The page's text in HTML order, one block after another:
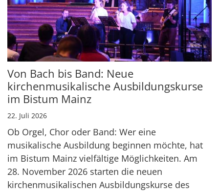
Von Bach bis Band: Neue
kirchenmusikalische Ausbildungskurse
im Bistum Mainz
22. Juli 2026
Ob Orgel, Chor oder Band: Wer eine
musikalische Ausbildung beginnen möchte, hat
im Bistum Mainz vielfältige Möglichkeiten. Am
28. November 2026 starten die neuen
kirchenmusikalischen Ausbildungskurse des